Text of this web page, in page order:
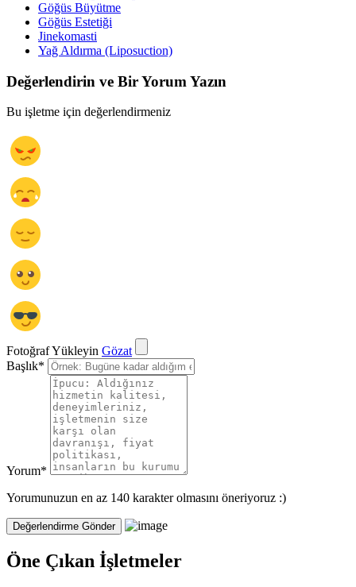
Göğüs Büyütme
Göğüs Estetiği
Jinekomasti
Yağ Aldırma (Liposuction)
Değerlendirin ve Bir Yorum Yazın
Bu işletme için değerlendirmeniz
Fotoğraf Yükleyin Gözat
Başlık*
Yorum*
Yorumunuzun en az 140 karakter olmasını öneriyoruz :)
Öne Çıkan İşletmeler